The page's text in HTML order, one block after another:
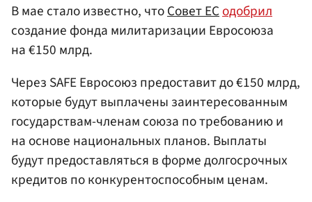
В мае стало известно, чтоСовет ЕСодобрил
создание фонда милитаризации Евросоюза
на €150 млрд.
Через SAFE Евросоюз предоставит до €150 млрд,
которые будут выплачены заинтересованным
государствам-членам союза по требованию и
на основе национальных планов. Выплаты
будут предоставляться в форме долгосрочных
кредитов по конкурентоспособным ценам.